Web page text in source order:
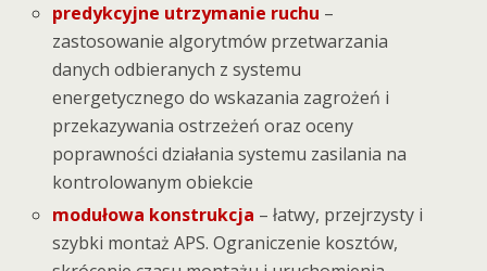
predykcyjne utrzymanie ruchu –
zastosowanie algorytmów przetwarzania
danych odbieranych z systemu
energetycznego do wskazania zagrożeń i
przekazywania ostrzeżeń oraz oceny
poprawności działania systemu zasilania na
kontrolowanym obiekcie
modułowa konstrukcja – łatwy, przejrzysty i
szybki montaż APS. Ograniczenie kosztów,